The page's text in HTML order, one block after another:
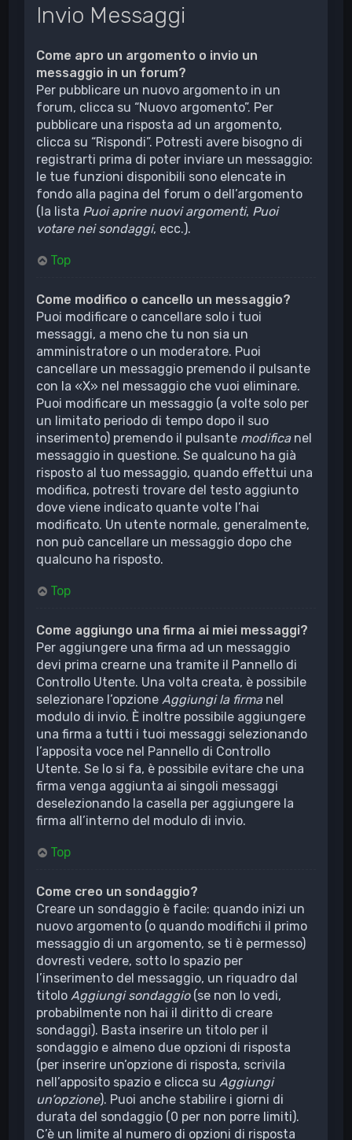
Invio Messaggi
Come apro un argomento o invio un
messaggio in un forum?
Per pubblicare un nuovo argomento in un
forum, clicca su “Nuovo argomento”. Per
pubblicare una risposta ad un argomento,
clicca su “Rispondi”. Potresti avere bisogno di
registrarti prima di poter inviare un messaggio:
le tue funzioni disponibili sono elencate in
fondo alla pagina del forum o dell’argomento
(la lista Puoi aprire nuovi argomenti, Puoi
votare nei sondaggi, ecc.).
Top
Come modifico o cancello un messaggio?
Puoi modificare o cancellare solo i tuoi
messaggi, a meno che tu non sia un
amministratore o un moderatore. Puoi
cancellare un messaggio premendo il pulsante
con la «X» nel messaggio che vuoi eliminare.
Puoi modificare un messaggio (a volte solo per
un limitato periodo di tempo dopo il suo
inserimento) premendo il pulsante modificanel
messaggio in questione. Se qualcuno ha già
risposto al tuo messaggio, quando effettui una
modifica, potresti trovare del testo aggiunto
dove viene indicato quante volte l’hai
modificato. Un utente normale, generalmente,
non può cancellare un messaggio dopo che
qualcuno ha risposto.
Top
Come aggiungo una firma ai miei messaggi?
Per aggiungere una firma ad un messaggio
devi prima crearne una tramite il Pannello di
Controllo Utente. Una volta creata, è possibile
selezionare l’opzione Aggiungi la firmanel
modulo di invio. È inoltre possibile aggiungere
una firma a tutti i tuoi messaggi selezionando
l’apposita voce nel Pannello di Controllo
Utente. Se lo si fa, è possibile evitare che una
firma venga aggiunta ai singoli messaggi
deselezionando la casella per aggiungere la
firma all’interno del modulo di invio.
Top
Come creo un sondaggio?
Creare un sondaggio è facile: quando inizi un
nuovo argomento (o quando modifichi il primo
messaggio di un argomento, se ti è permesso)
dovresti vedere, sotto lo spazio per
l’inserimento del messaggio, un riquadro dal
titolo Aggiungi sondaggio(se non lo vedi,
probabilmente non hai il diritto di creare
sondaggi). Basta inserire un titolo per il
sondaggio e almeno due opzioni di risposta
(per inserire un’opzione di risposta, scrivila
nell’apposito spazio e clicca su Aggiungi
un’opzione). Puoi anche stabilire i giorni di
durata del sondaggio (0 per non porre limiti).
C’è un limite al numero di opzioni di risposta